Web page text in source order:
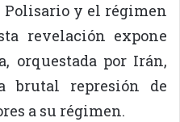
y el régimen
revelación expone
orquestada por Irán,
brutal represión de
a su régimen.